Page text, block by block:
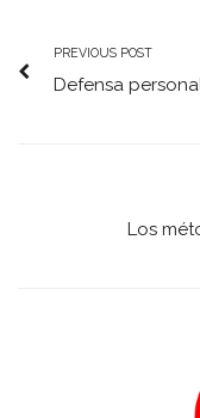
PREVIOUS POST
Defensa
Los